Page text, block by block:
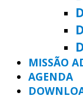
MISSÃO
AGENDA